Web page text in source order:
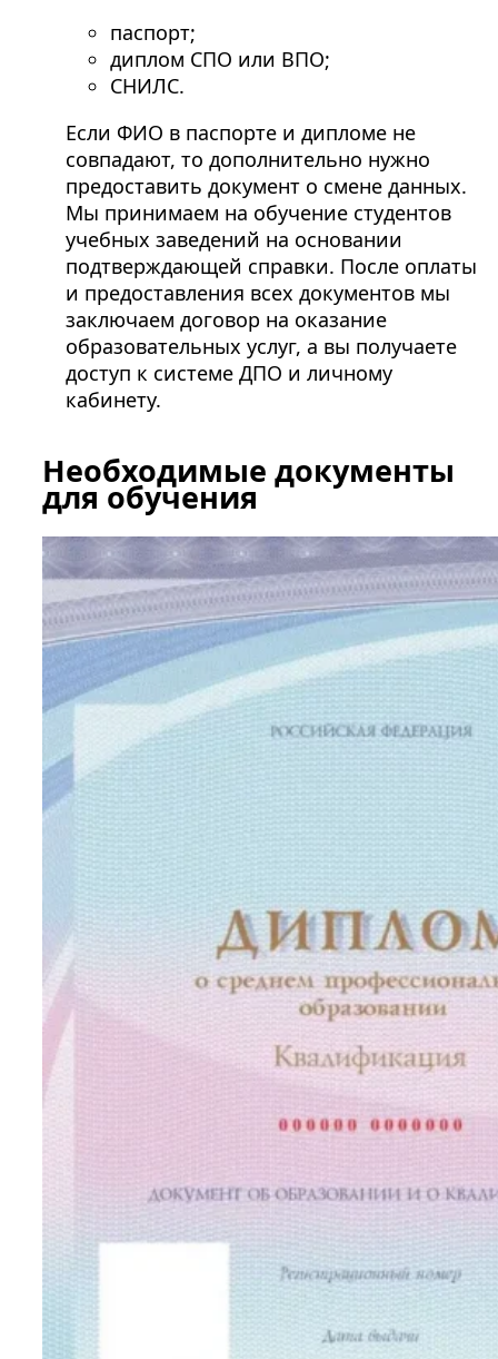
паспорт;
диплом СПО или ВПО;
СНИЛС.
Если ФИО в паспорте и дипломе не
совпадают, то дополнительно нужно
предоставить документ о смене данных.
Мы принимаем на обучение студентов
учебных заведений на основании
подтверждающей справки. После оплаты
и предоставления всех документов мы
заключаем договор на оказание
образовательных услуг, а вы получаете
доступ к системе ДПО и личному
кабинету.
Необходимые документы
для обучения